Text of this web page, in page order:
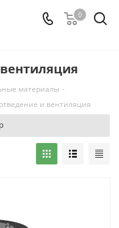
0
материалы -
и вентиляция